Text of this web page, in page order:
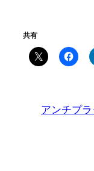
共有
アンチプ